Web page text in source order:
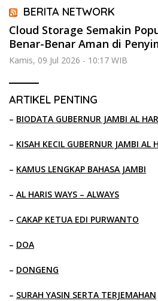
BERITA NETWORK
Cloud Storage Semakin
Benar-Benar Aman di
Kamis, 09 Jul 2026 - 10:17 WIB
ARTIKEL PENTING
– BIODATA GUBERNUR JAMBI AL
– KISAH KECIL GUBERNUR JAMBI AL
– KAMUS LENGKAP BAHASA JAMBI
– AL HARIS WAYS – ALWAYS
– CAKAP KETUA EDI PURWANTO
– DOA
– DONGENG
– SURAH YASIN SERTA TERJEMAHAN